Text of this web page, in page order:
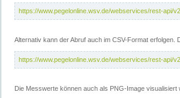
https://www.pegelonline.wsv.de/webservices/rest-api/
Alternativ kann der Abruf auch im CSV-Format erfolgen.
https://www.pegelonline.wsv.de/webservices/rest-api/
Die Messwerte können auch als PNG-Image